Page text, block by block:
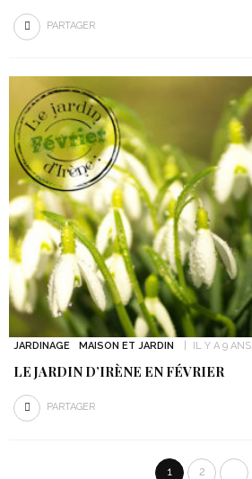
PARTAGER
JARDINAGE MAISON ET JARDIN IL Y A 9 ANS
LE JARDIN D’IRÈNE EN FÉVRIER
PARTAGER
1 2